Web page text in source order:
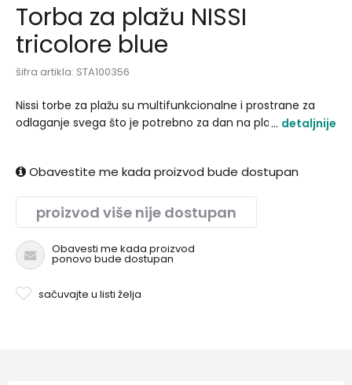
Torba za plažu NISSI
tricolore blue
šifra artikla: STA100356
Nissi torbe za plažu su multifunkcionalne i prostrane za
odlaganje svega što je potrebno za dan na plaži (rezervni
predstavljaju veoma lep modni dodatak..
detaljnije
Obavestite me kada proizvod bude dostupan
proizvod više nije dostupan
Obavesti me kada proizvod
ponovo bude dostupan
sačuvajte u listi želja